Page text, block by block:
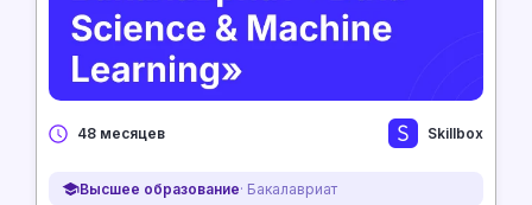
48 месяцев Skillbox
Высшее образование· Бакалавриат